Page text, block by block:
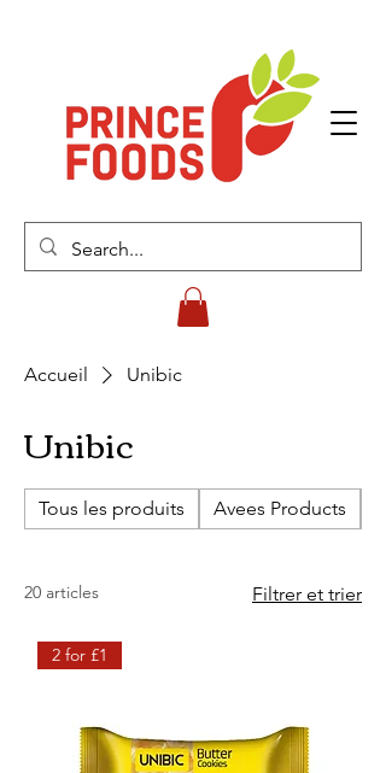
Accueil Unibic
Unibic
Tous les produits Avees Products
20 articles Filtrer et trier
2 for £1